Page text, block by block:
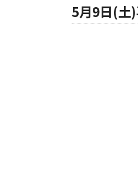
5月9日(土)